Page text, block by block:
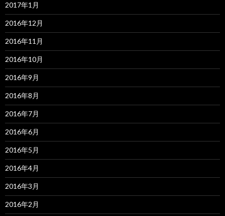
2017年1月
2016年12月
2016年11月
2016年10月
2016年9月
2016年8月
2016年7月
2016年6月
2016年5月
2016年4月
2016年3月
2016年2月